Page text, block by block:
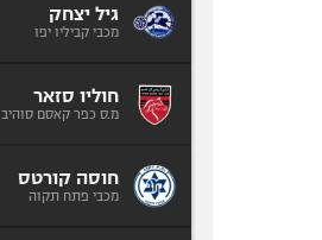
גיל יצחק
מכבי קביליו יפו
חוליו סזאר
מ.ס כפר קאסם סוהיב
חוסה קורטס
מכבי פתח תקוה